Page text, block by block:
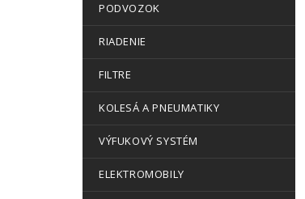
PODVOZOK
RIADENIE
FILTRE
KOLESÁ A PNEUMATIKY
VÝFUKOVÝ SYSTÉM
ELEKTROMOBILY